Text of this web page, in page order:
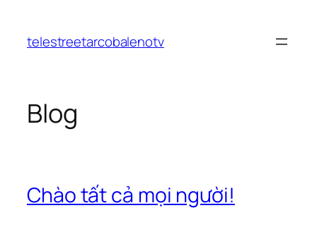
phầntelestreetarcobalenotv
Blog
Chào tất cả mọi người!